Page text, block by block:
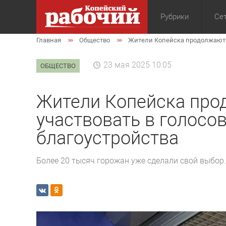
Рубрики
Общество
Главная Общество Жители Копейска продолжают
ОБЩЕСТВО 23 мая 2025 10:05
Жители Копейска
участвовать в
благоустройства
Более 20 тысяч горожан уже сделали свой выбор.